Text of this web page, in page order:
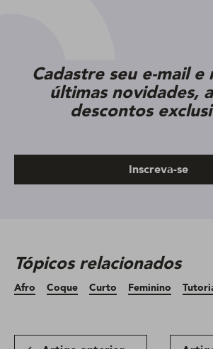
Cadastre seu e-mail e
últimas novidades,
descontos
Inscreva-se
Tópicos relacionados
Afro Coque Curto Feminino